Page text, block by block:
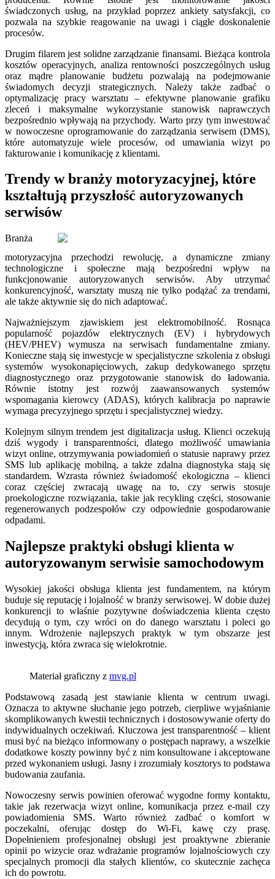
świadczonych usług, na przykład poprzez ankiety satysfakcji, co
pozwala na szybkie reagowanie na uwagi i ciągłe doskonalenie
procesów.
Drugim filarem jest solidne zarządzanie finansami. Bieżąca kontrola
kosztów operacyjnych, analiza rentowności poszczególnych usług
oraz mądre planowanie budżetu pozwalają na podejmowanie
świadomych decyzji strategicznych. Należy także zadbać o
optymalizację pracy warsztatu – efektywne planowanie grafiku
zleceń i maksymalne wykorzystanie stanowisk naprawczych
bezpośrednio wpływają na przychody. Warto przy tym inwestować
w nowoczesne oprogramowanie do zarządzania serwisem (DMS),
które automatyzuje wiele procesów, od umawiania wizyt po
fakturowanie i komunikację z klientami.
Trendy w branży motoryzacyjnej, które
kształtują przyszłość autoryzowanych
serwisów
Branża
motoryzacyjna przechodzi rewolucję, a dynamiczne zmiany
technologiczne i społeczne mają bezpośredni wpływ na
funkcjonowanie autoryzowanych serwisów. Aby utrzymać
konkurencyjność, warsztaty muszą nie tylko podążać za trendami,
ale także aktywnie się do nich adaptować.
Najważniejszym zjawiskiem jest elektromobilność. Rosnąca
popularność pojazdów elektrycznych (EV) i hybrydowych
(HEV/PHEV) wymusza na serwisach fundamentalne zmiany.
Konieczne stają się inwestycje w specjalistyczne szkolenia z obsługi
systemów wysokonapięciowych, zakup dedykowanego sprzętu
diagnostycznego oraz przygotowanie stanowisk do ładowania.
Równie istotny jest rozwój zaawansowanych systemów
wspomagania kierowcy (ADAS), których kalibracja po naprawie
wymaga precyzyjnego sprzętu i specjalistycznej wiedzy.
Kolejnym silnym trendem jest digitalizacja usług. Klienci oczekują
dziś wygody i transparentności, dlatego możliwość umawiania
wizyt online, otrzymywania powiadomień o statusie naprawy przez
SMS lub aplikację mobilną, a także zdalna diagnostyka stają się
standardem. Wzrasta również świadomość ekologiczna – klienci
coraz częściej zwracają uwagę na to, czy serwis stosuje
proekologiczne rozwiązania, takie jak recykling części, stosowanie
regenerowanych podzespołów czy odpowiednie gospodarowanie
odpadami.
Najlepsze praktyki obsługi klienta w
autoryzowanym serwisie samochodowym
Wysokiej jakości obsługa klienta jest fundamentem, na którym
buduje się reputację i lojalność w branży serwisowej. W dobie dużej
konkurencji to właśnie pozytywne doświadczenia klienta często
decydują o tym, czy wróci on do danego warsztatu i poleci go
innym. Wdrożenie najlepszych praktyk w tym obszarze jest
inwestycją, która zwraca się wielokrotnie.
Materiał graficzny z mvg.pl
Podstawową zasadą jest stawianie klienta w centrum uwagi.
Oznacza to aktywne słuchanie jego potrzeb, cierpliwe wyjaśnianie
skomplikowanych kwestii technicznych i dostosowywanie oferty do
indywidualnych oczekiwań. Kluczowa jest transparentność – klient
musi być na bieżąco informowany o postępach naprawy, a wszelkie
dodatkowe koszty powinny być z nim konsultowane i akceptowane
przed wykonaniem usługi. Jasny i zrozumiały kosztorys to podstawa
budowania zaufania.
Nowoczesny serwis powinien oferować wygodne formy kontaktu,
takie jak rezerwacja wizyt online, komunikacja przez e-mail czy
powiadomienia SMS. Warto również zadbać o komfort w
poczekalni, oferując dostęp do Wi-Fi, kawę czy prasę.
Dopełnieniem profesjonalnej obsługi jest proaktywne zbieranie
opinii po wizycie oraz wdrażanie programów lojalnościowych czy
specjalnych promocji dla stałych klientów, co skutecznie zachęca
ich do powrotu.